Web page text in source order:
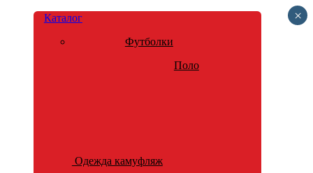
Каталог
Футболки
Поло
Одежда камуфляж
×